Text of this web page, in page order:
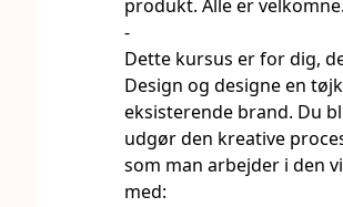
produkt. Alle er velkomne.
-
Dette kursus er for dig,
Design og designe en
eksisterende brand. Du
udgør den kreative
som man arbejder i den
med: